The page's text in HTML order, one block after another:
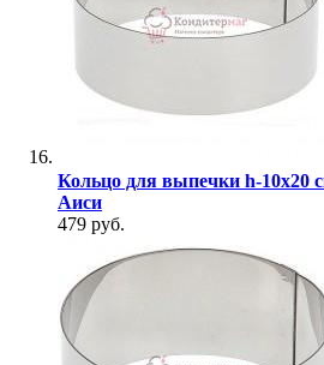
Кольцо для выпечки h-10х20
Аиси
479 руб.